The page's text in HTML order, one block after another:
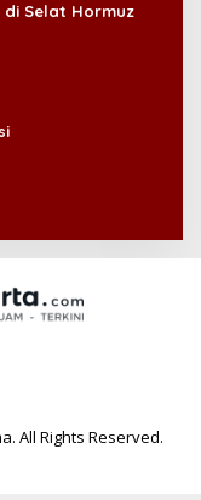
Selat Hormuz
All Rights Reserved.